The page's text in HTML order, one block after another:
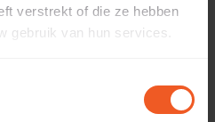
verstrekt of die ze hebben
gebruik van hun services.